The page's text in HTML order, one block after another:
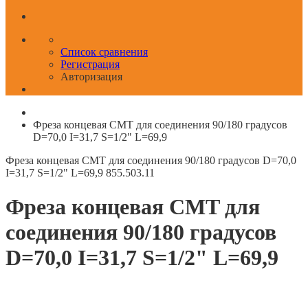
Список сравнения
Регистрация
Авторизация
Фреза концевая CMT для соединения 90/180 градусов
D=70,0 I=31,7 S=1/2" L=69,9
Фреза концевая CMT для соединения 90/180 градусов D=70,0
I=31,7 S=1/2" L=69,9 855.503.11
Фреза концевая CMT для
соединения 90/180 градусов
D=70,0 I=31,7 S=1/2" L=69,9